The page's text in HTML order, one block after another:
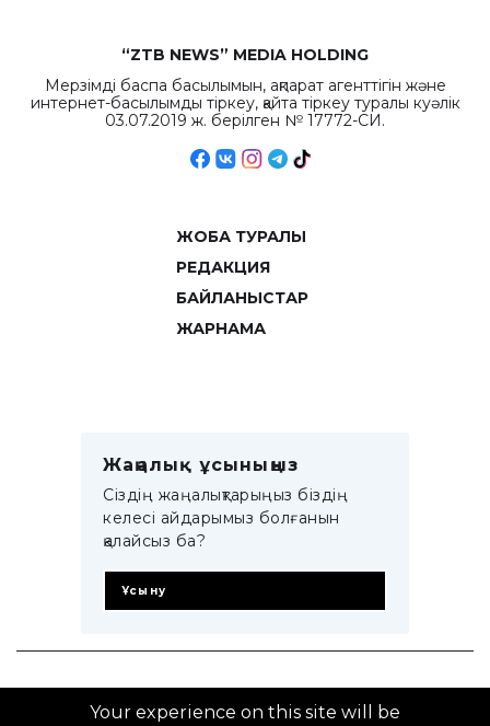
“ZTB NEWS” MEDIA HOLDING
Мерзімді баспа басылымын, ақпарат агенттігін және
интернет-басылымды тіркеу, қайта тіркеу туралы куәлік
03.07.2019 ж. берілген № 17772-СИ.
ЖОБА ТУРАЛЫ
РЕДАКЦИЯ
БАЙЛАНЫСТАР
ЖАРНАМА
Жаңалық ұсыныңыз
Сіздің жаңалықтарыңыз біздің
келесі айдарымыз болғанын
қалайсыз ба?
Ұсыну
© 2014–2025 ZTB.KZ
Your experience on this site will be